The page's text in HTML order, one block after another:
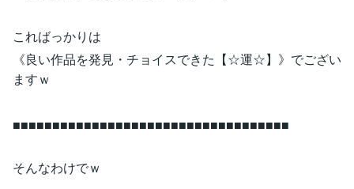
こればっかりは
《良い作品を発見・チョイスできた【☆運☆】》でござい
ますｗ
■■■■■■■■■■■■■■■■■■■■■■■■■■■■■■■■■■■
そんなわけでｗ